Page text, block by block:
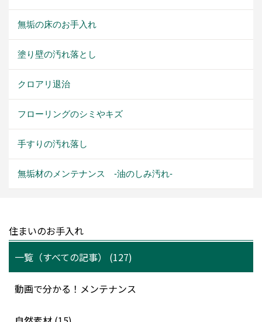
無垢の床のお手入れ
塗り壁の汚れ落とし
クロアリ退治
フローリングのシミやキズ
手すりの汚れ落し
無垢材のメンテナンス -油のしみ汚れ-
住まいのお手入れ
一覧（すべての記事） (127)
動画で分かる！メンテナンス